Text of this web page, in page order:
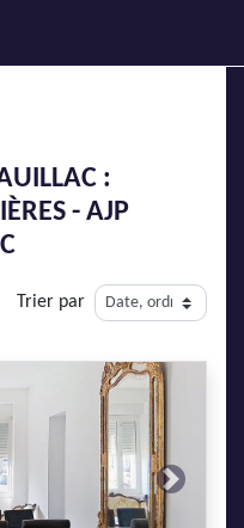
:
- AJP
Trier par
Next